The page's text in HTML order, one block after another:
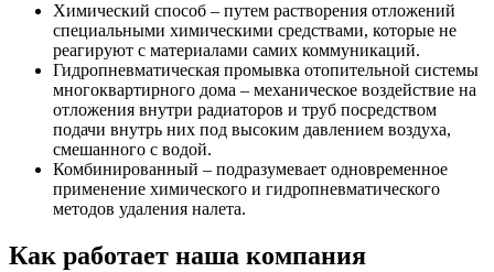
Химический способ – путем растворения отложений
специальными химическими средствами, которые не
реагируют с материалами самих коммуникаций.
Гидропневматическая промывка отопительной системы
многоквартирного дома – механическое воздействие на
отложения внутри радиаторов и труб посредством
подачи внутрь них под высоким давлением воздуха,
смешанного с водой.
Комбинированный – подразумевает одновременное
применение химического и гидропневматического
методов удаления налета.
Как работает наша компания